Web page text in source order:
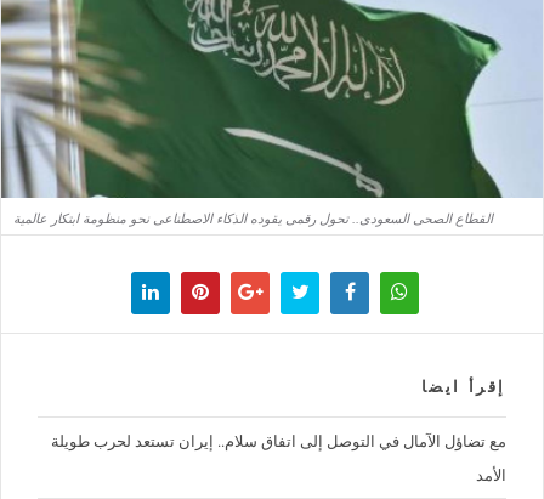
القطاع الصحى السعودى.. تحول رقمى يقوده الذكاء الاصطناعى نحو منظومة ابتكار عالمية
إقرأ ايضا
مع تضاؤل الآمال في التوصل إلى اتفاق سلام.. إيران تستعد لحرب طويلة
الأمد